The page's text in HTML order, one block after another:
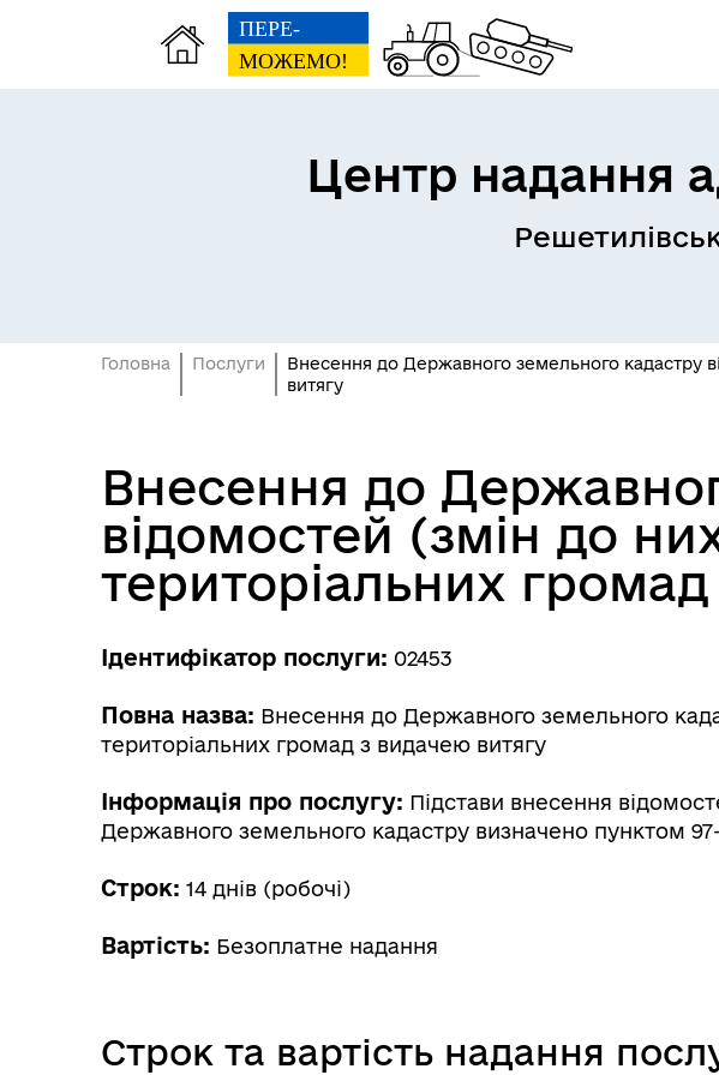
Центр надання
Головна Послуги
Внесення до Державного земельного кадастру
витягу
Внесення до
відомостей (змін до
територіальних
Ідентифікатор послуги: 02453
Повна назва: Внесення до Державного земельного
територіальних громад з видачею витягу
Інформація про послугу: Підстави внесення
Державного земельного кадастру визначено пунктом
Строк: 14 днів (робочі)
Вартість: Безоплатне надання
Строк та вартість надання